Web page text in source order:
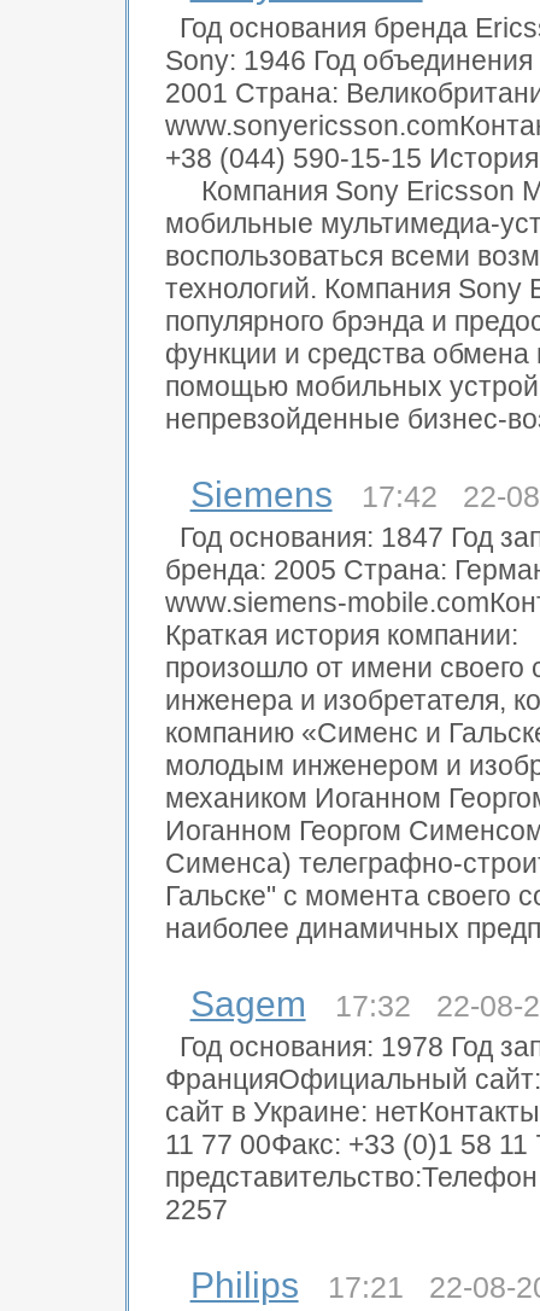
Год основания бренда
Sony: 1946 Год
2001 Страна:
+38 (044) 590-15-15
Компания Sony Ericsson
мобильные мультимедиа-
воспользоваться всеми
технологий. Компания Sony
популярного брэнда и
функции и средства
помощью мобильных
непревзойденные бизнес-
Siemens 17:42 22-
Год основания: 1847 Год
бренда: 2005 Страна:
www.siemens-
Краткая история
произошло от имени
инженера и изобретателя,
компанию «Сименс и
молодым инженером и
механиком Иоганном
Иоганном Георгом
Сименса) телеграфно-
Гальске" с момента своего
наиболее динамичных
Sagem 17:32 22-08-
Год основания: 1978 Год
ФранцияОфициальный
сайт в Украине:
11 77 00Факс: +33 (0)1 58 11
2257
Philips 17:21 22-08-